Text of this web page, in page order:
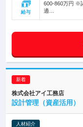
給与
600-860万円 ※
適…
株式会社アイ工務店
設計管理（資産活用）
人材紹介